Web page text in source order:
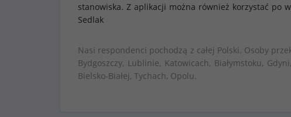
stanowiska. Z aplikacji można również korzystać
Sedlak
Nasi respondenci pochodzą z całej Polski. Osoby
Bydgoszczy, Lublinie, Katowicach, Białymstoku,
Bielsko-Białej, Tychach, Opolu.